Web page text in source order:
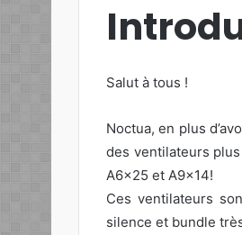
Salut à tous !
Noctua, en plus
des ventilateurs
A6x25 et A9x14!
Ces ventilateurs
silence et bundle